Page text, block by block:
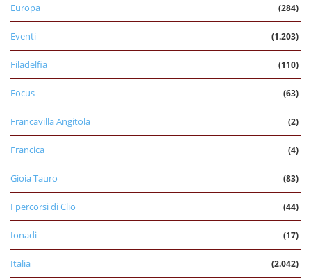
Europa (284)
Eventi (1.203)
Filadelfia (110)
Focus (63)
Francavilla Angitola (2)
Francica (4)
Gioia Tauro (83)
I percorsi di Clio (44)
Ionadi (17)
Italia (2.042)